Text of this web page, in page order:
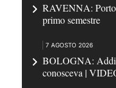
RAVENNA:
primo semestre
7 AGOSTO 2026
BOLOGNA:
conosceva |